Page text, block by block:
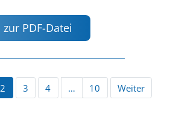
zur PDF-Datei
2 3 4 … 10 Weiter